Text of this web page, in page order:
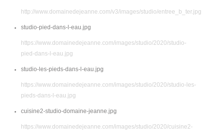
http://www.domainedejeanne.com/v3/images/studio/entree_b_ter.jpg
studio-pied-dans-l-eau.jpg
https://www.domainedejeanne.com/images/studio/2020/studio-
pied-dans-l-eau.jpg
studio-les-pieds-dans-l-eau.jpg
https://www.domainedejeanne.com/images/studio/2020/studio-les-
pieds-dans-l-eau.jpg
cuisine2-studio-domaine-jeanne.jpg
https://www.domainedejeanne.com/images/studio/2020/cuisine2-